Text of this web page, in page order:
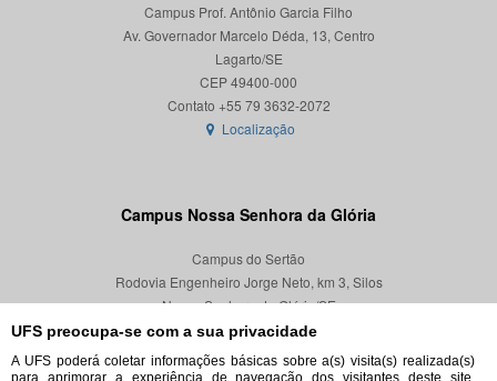
UFS preocupa-se com a sua privacidade
A UFS poderá coletar informações básicas sobre a(s) visita(s) realizada(s)
para aprimorar a experiência de navegação dos visitantes deste site,
Campus Prof. Antônio Garcia Filho
Av. Governador Marcelo Déda, 13, Centro
Lagarto/SE
CEP 49400-000
Localização
Campus Nossa Senhora da Glória
Campus do Sertão
Rodovia Engenheiro Jorge Neto, km 3, Silos
Nossa Senhora da Glória/SE
CEP 49680-000
Localização